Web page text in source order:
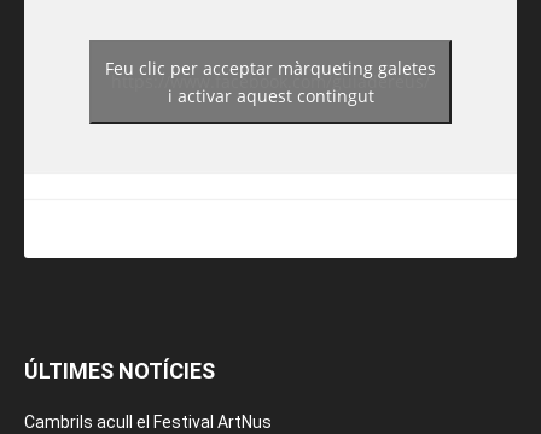
https://www.facebook.com/guiadereus/
Feu clic per acceptar màrqueting galetes
i activar aquest contingut
ÚLTIMES NOTÍCIES
Cambrils acull el Festival ArtNus